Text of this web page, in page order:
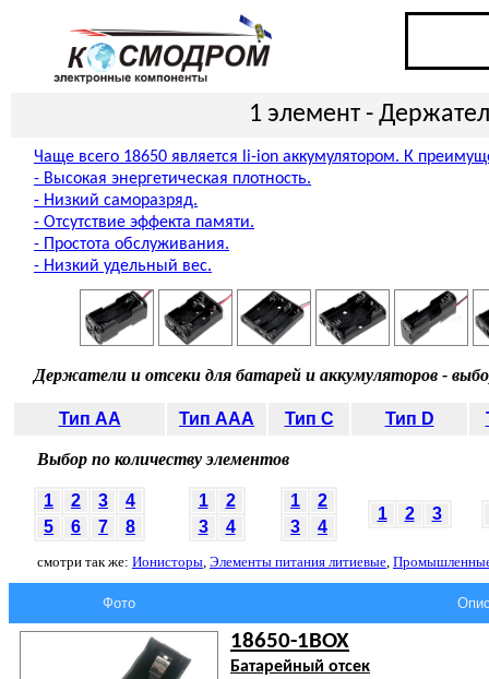
1 элемент -
Чаще всего 18650 является li-ion аккумулятором. К
- Высокая энергетическая плотность.
- Низкий саморазряд.
- Отсутствие эффекта памяти.
- Простота обслуживания.
- Низкий удельный вес.
Держатели и отсеки для батарей и аккумуляторов -
Тип AA Тип AAA Тип C Тип D
Выбор по количеству элементов
1 2 3
4
5
6 7 8
1
2
3
4
1
2
3
4
1 2 3
смотри так же: Ионисторы, Элементы питания литиевые,
Фото
18650-1BOX
Батарейный отсек